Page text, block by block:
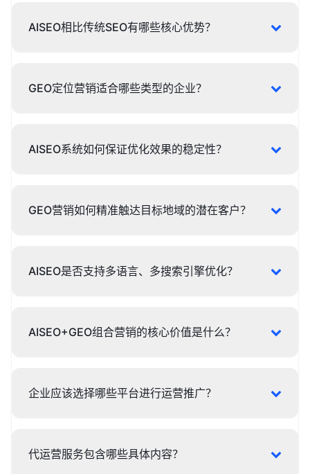
AISEO相比传统SEO有哪些核心优势？
GEO定位营销适合哪些类型的企业？
AISEO系统如何保证优化效果的稳定性？
GEO营销如何精准触达目标地域的潜在客户？
AISEO是否支持多语言、多搜索引擎优化？
AISEO+GEO组合营销的核心价值是什么？
企业应该选择哪些平台进行运营推广？
代运营服务包含哪些具体内容？